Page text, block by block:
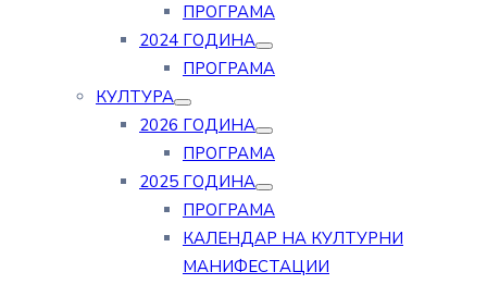
ПРОГРАМА
2024 ГОДИНА
ПРОГРАМА
КУЛТУРА
2026 ГОДИНА
ПРОГРАМА
2025 ГОДИНА
ПРОГРАМА
КАЛЕНДАР НА КУЛТУРНИ
МАНИФЕСТАЦИИ